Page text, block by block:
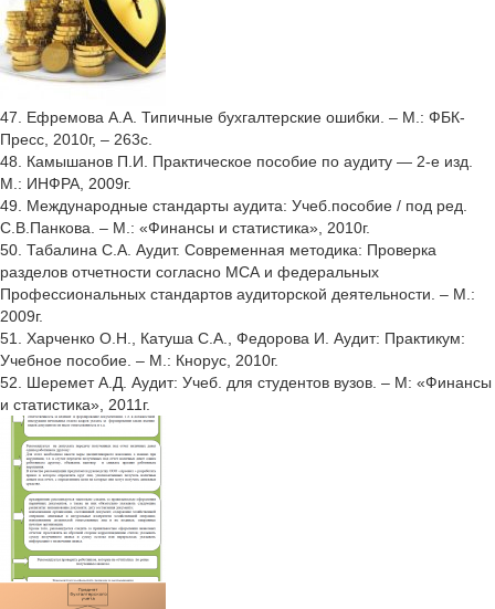
47. Ефремова А.А. Типичные бухгалтерские ошибки. – М.: ФБК-
Пресс, 2010г, – 263с.
48. Камышанов П.И. Практическое пособие по аудиту — 2-е изд.
М.: ИНФРА, 2009г.
49. Международные стандарты аудита: Учеб.пособие / под ред.
С.В.Панкова. – М.: «Финансы и статистика», 2010г.
50. Табалина С.А. Аудит. Современная методика: Проверка
разделов отчетности согласно МСА и федеральных
Профессиональных стандартов аудиторской деятельности. – М.:
2009г.
51. Харченко О.Н., Катуша С.А., Федорова И. Аудит: Практикум:
Учебное пособие. – М.: Кнорус, 2010г.
52. Шеремет А.Д. Аудит: Учеб. для студентов вузов. – М: «Финансы
и статистика», 2011г.